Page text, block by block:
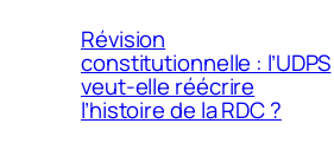
Révision
constitutionnelle : l’UDPS
veut-elle réécrire
l’histoire de la RDC ?